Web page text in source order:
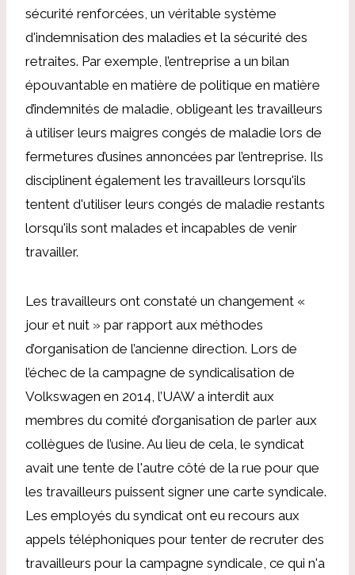
sécurité renforcées, un véritable système
d'indemnisation des maladies et la sécurité des
retraites. Par exemple, l’entreprise a un bilan
épouvantable en matière de politique en matière
d’indemnités de maladie, obligeant les travailleurs
à utiliser leurs maigres congés de maladie lors de
fermetures d’usines annoncées par l’entreprise. Ils
disciplinent également les travailleurs lorsqu'ils
tentent d'utiliser leurs congés de maladie restants
lorsqu'ils sont malades et incapables de venir
travailler.
Les travailleurs ont constaté un changement «
jour et nuit » par rapport aux méthodes
d’organisation de l’ancienne direction. Lors de
l’échec de la campagne de syndicalisation de
Volkswagen en 2014, l’UAW a interdit aux
membres du comité d’organisation de parler aux
collègues de l’usine. Au lieu de cela, le syndicat
avait une tente de l'autre côté de la rue pour que
les travailleurs puissent signer une carte syndicale.
Les employés du syndicat ont eu recours aux
appels téléphoniques pour tenter de recruter des
travailleurs pour la campagne syndicale, ce qui n'a